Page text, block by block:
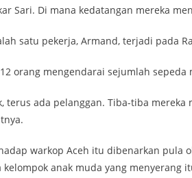
Sari. Di mana kedatangan mereka
satu pekerja, Armand, terjadi pada
orang mengendarai sejumlah
terus ada pelanggan. Tiba-tiba
warkop Aceh itu dibenarkan pula
kelompok anak muda yang menyerang